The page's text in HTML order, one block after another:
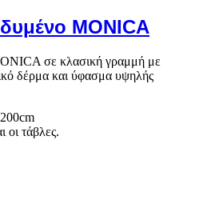
MONICA
σε κλασική γραμμή με
δέρμα και ύφασμα υψηλής
οι τάβλες.